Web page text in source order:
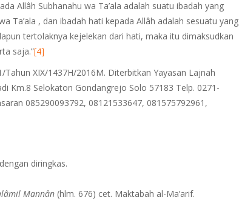
Allâh Subhanahu wa Ta’ala adalah suatu ibadah yang
Ta’ala , dan ibadah hati kepada Allâh adalah sesuatu yang
tertolaknya kejelekan dari hati, maka itu dimaksudkan
saja.”[4]
Tahun XIX/1437H/2016M. Diterbitkan Yayasan Lajnah
Km.8 Selokaton Gondangrejo Solo 57183 Telp. 0271-
085290093792, 08121533647, 081575792961,
diringkas.
Mannân(hlm. 676) cet. Maktabah al-Ma’arif.